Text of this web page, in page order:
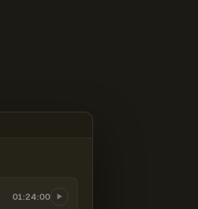
01:24:00